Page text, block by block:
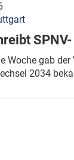
Woche gab
2034